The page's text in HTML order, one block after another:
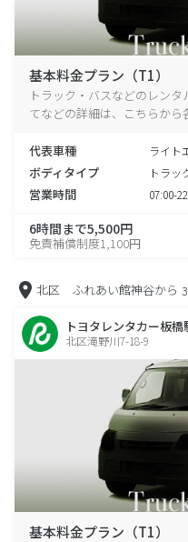
基本料金プラン（T1）
トラック・バスなどのレン
てなどの詳細は、こちらから
代表車種 ライト
ボディタイプ トラッ
営業時間 07:00-
6時間まで5,500円
免責補償制度1,100円
北区 ふれあい館神谷から
トヨタレンタカー板橋
北区滝野川7-18-9
基本料金プラン（T1）